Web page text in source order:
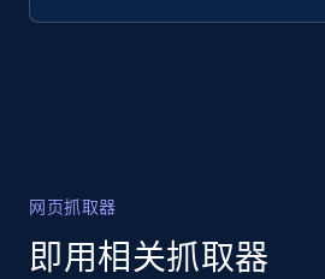
网页抓取器
即用相关抓取器